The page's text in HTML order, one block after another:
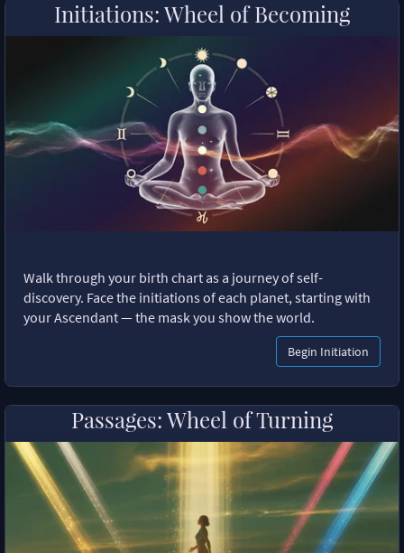
Initiations: Wheel of Becoming
Walk through your birth chart as a journey of self-
discovery. Face the initiations of each planet, starting with
your Ascendant — the mask you show the world.
Begin Initiation
Passages: Wheel of Turning